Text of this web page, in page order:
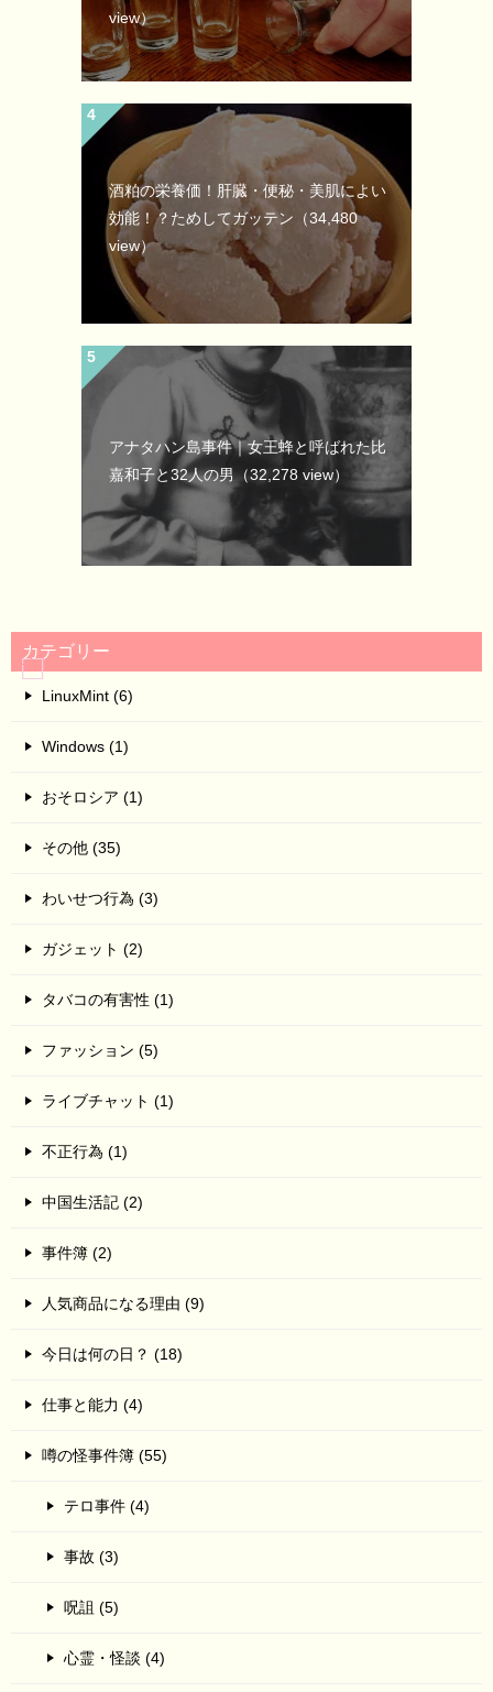
view）
酒粕の栄養価！肝臓・便秘・美肌によい
効能！？ためしてガッテン （34,480
view）
アナタハン島事件｜女王蜂と呼ばれた比
嘉和子と32人の男（32,278 view）
カテゴリー
LinuxMint (6)
Windows (1)
おそロシア (1)
その他 (35)
わいせつ行為 (3)
ガジェット (2)
タバコの有害性 (1)
ファッション (5)
ライブチャット (1)
不正行為 (1)
中国生活記 (2)
事件簿 (2)
人気商品になる理由 (9)
今日は何の日？ (18)
仕事と能力 (4)
噂の怪事件簿 (55)
テロ事件 (4)
事故 (3)
呪詛 (5)
心霊・怪談 (4)